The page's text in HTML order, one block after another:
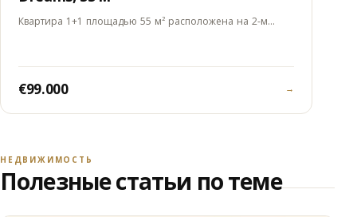
Квартира 1+1 площадью 55 м² расположена на 2-м…
€99.000 →
НЕДВИЖИМОСТЬ
Полезные статьи по теме